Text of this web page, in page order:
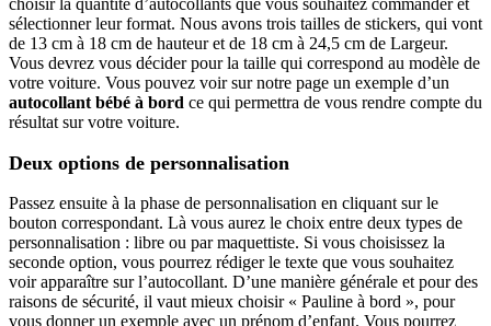
choisir la quantité d’autocollants que vous souhaitez commander et
sélectionner leur format. Nous avons trois tailles de stickers, qui vont
de 13 cm à 18 cm de hauteur et de 18 cm à 24,5 cm de Largeur.
Vous devrez vous décider pour la taille qui correspond au modèle de
votre voiture. Vous pouvez voir sur notre page un exemple d’un
autocollant bébé à bord ce qui permettra de vous rendre compte du
résultat sur votre voiture.
Deux options de personnalisation
Passez ensuite à la phase de personnalisation en cliquant sur le
bouton correspondant. Là vous aurez le choix entre deux types de
personnalisation : libre ou par maquettiste. Si vous choisissez la
seconde option, vous pourrez rédiger le texte que vous souhaitez
voir apparaître sur l’autocollant. D’une manière générale et pour des
raisons de sécurité, il vaut mieux choisir « Pauline à bord », pour
vous donner un exemple avec un prénom d’enfant. Vous pourrez